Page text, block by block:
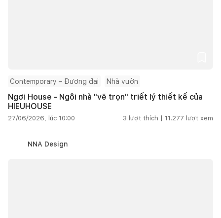
Contemporary – Đương đại Nhà vườn
Ngơi House - Ngôi nhà "vẽ trọn" triết lý thiết kế của
HIEUHOUSE
27/06/2026, lúc 10:00 3 lượt thích | 11.277 lượt xem
NNA Design